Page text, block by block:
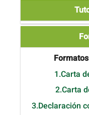
1.Carta
2.Carta
3.Declaración